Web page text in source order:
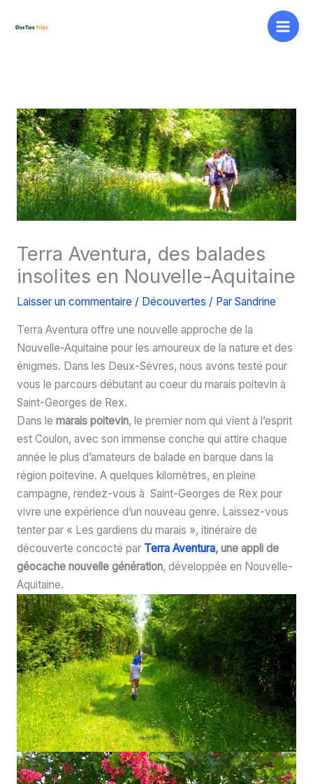
Terra Aventura, des balades
insolites en Nouvelle-Aquitaine
Laisser un commentaire / Découvertes / Par Sandrine
Terra Aventura offre une nouvelle approche de la
Nouvelle-Aquitaine pour les amoureux de la nature et des
énigmes. Dans les Deux-Sèvres, nous avons testé pour
vous le parcours débutant au coeur du marais poitevin à
Saint-Georges de Rex.
Dans le marais poitevin, le premier nom qui vient à l’esprit
est Coulon, avec son immense conche qui attire chaque
année le plus d’amateurs de balade en barque dans la
région poitevine. A quelques kilomètres, en pleine
campagne, rendez-vous à Saint-Georges de Rex pour
vivre une expérience d’un nouveau genre. Laissez-vous
tenter par « Les gardiens du marais », itinéraire de
découverte concocté par Terra Aventura, une appli de
géocache nouvelle génération, développée en Nouvelle-
Aquitaine.